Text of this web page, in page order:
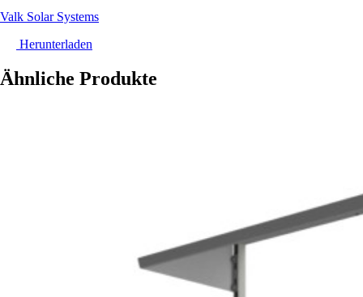
Valk Solar Systems
Herunterladen
Ähnliche Produkte